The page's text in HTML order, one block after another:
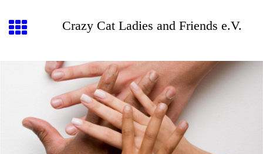
Crazy Cat Ladies and Friends e.V.